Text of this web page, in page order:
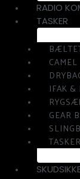
RADIO
TASKER
CAMEL
IFAK &
GEAR